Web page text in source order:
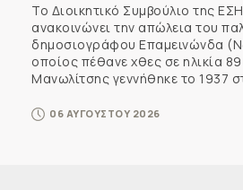
Το Διοικητικό Συμβούλιο της
ανακοινώνει την απώλεια του
δημοσιογράφου Επαμεινώνδα
οποίος πέθανε χθες σε ηλικία
Μανωλίτσης γεννήθηκε το 1937
06 ΑΥΓΟΥΣΤΟΥ 2026